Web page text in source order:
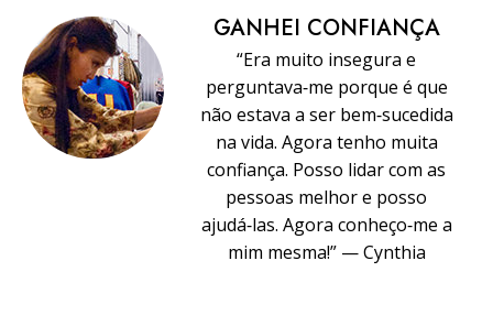
GANHEI CONFIANÇA
“Era muito insegura e
perguntava‑me porque é que
não estava a ser bem‑sucedida
na vida. Agora tenho muita
confiança. Posso lidar com as
pessoas melhor e posso
ajudá‑las. Agora conheço‑me a
mim mesma!” — Cynthia